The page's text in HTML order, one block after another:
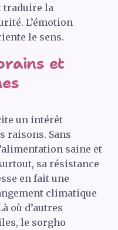
traduire la
L’émotion
le sens.
et
un intérêt
raisons. Sans
saine et
sa résistance
en fait une
climatique
où d’autres
le sorgho